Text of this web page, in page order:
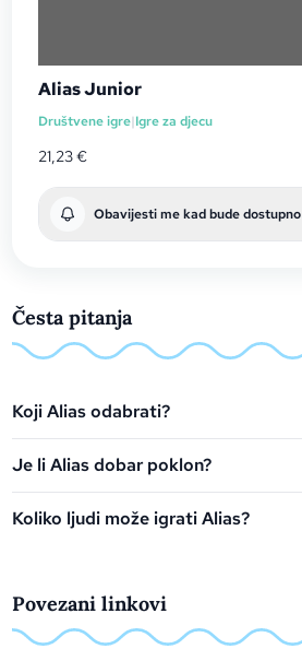
Alias Junior
Društvene igre|Igre za djecu
21,23€
Obavijesti me kad bude dostupno
Česta pitanja
Koji Alias odabrati?
Je li Alias dobar poklon?
Koliko ljudi može igrati Alias?
Povezani linkovi